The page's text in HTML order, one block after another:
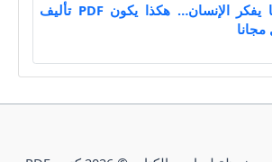
تحميل كتاب كما يفكر الإنسان… هكذا يكون PDF تأليف